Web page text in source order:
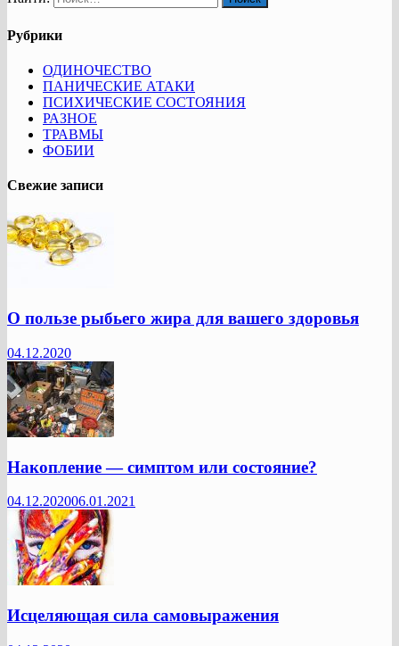
Рубрики
ОДИНОЧЕСТВО
ПАНИЧЕСКИЕ АТАКИ
ПСИХИЧЕСКИЕ СОСТОЯНИЯ
РАЗНОЕ
ТРАВМЫ
ФОБИИ
Свежие записи
О пользе рыбьего жира для вашего здоровья
04.12.2020
Накопление — симптом или состояние?
04.12.202006.01.2021
Исцеляющая сила самовыражения